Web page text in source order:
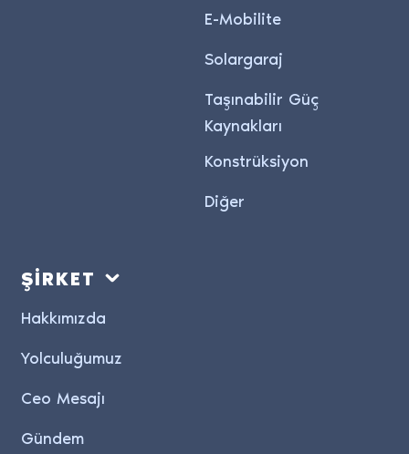
E-Mobilite
Solargaraj
Taşınabilir Güç
Kaynakları
Konstrüksiyon
Diğer
ŞİRKET
Hakkımızda
Yolculuğumuz
Ceo Mesajı
Gündem